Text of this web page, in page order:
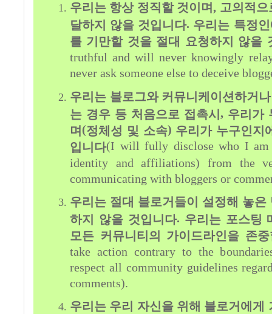
우리는 항상 정직할 것이며, 고의적으
달하지 않을 것입니다. 우리는 특정
를 기만할 것을 절대 요청하지 않을
truthful and will never knowingly
never ask someone else to deceive
우리는 블로그와 커뮤니케이션하거
는 경우 등 처음으로 접촉시, 우리가
며 (정체성 및 소속) 우리가 누구인지
입니다(I will fully disclose who I
identity and affiliations) from the
communicating with bloggers or
우리는 절대 블로거들이 설정해 놓
하지 않을 것입니다. 우리는 포스팅
모든 커뮤니티의 가이드라인을 존
take action contrary to the
respect all community guidelines
comments).
우리는 우리 자신을 위해 블로거에게